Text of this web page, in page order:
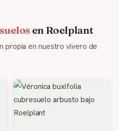
en Roelplant
propia en nuestro vivero de